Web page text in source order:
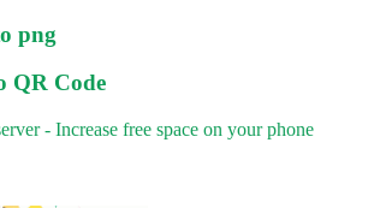
png
QR Code
- Increase free space on your phone